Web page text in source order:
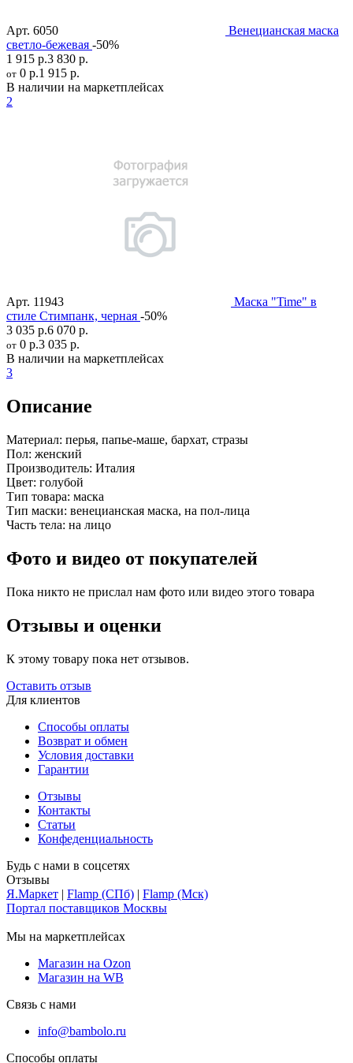
Арт. 6050
Венецианская маска
светло-бежевая -50%
1 915 р.3 830 р.
от 0 р.1 915 р.
В наличии на маркетплейсах
2
Арт. 11943
Маска "Time" в
стиле Стимпанк, черная -50%
3 035 р.6 070 р.
от 0 р.3 035 р.
В наличии на маркетплейсах
3
Описание
Материал: перья, папье-маше, бархат, стразы
Пол: женский
Производитель: Италия
Цвет: голубой
Тип товара: маска
Тип маски: венецианская маска, на пол-лица
Часть тела: на лицо
Фото и видео от покупателей
Пока никто не прислал нам фото или видео этого товара
Отзывы и оценки
К этому товару пока нет отзывов.
Оставить отзыв
Для клиентов
Способы оплаты
Возврат и обмен
Условия доставки
Гарантии
Отзывы
Контакты
Статьи
Конфеденциальность
Будь с нами в соцсетях
Отзывы
Я.Маркет | Flamp (СПб) | Flamp (Мск)
Портал поставщиков Москвы
Мы на маркетплейсах
Магазин на Ozon
Магазин на WB
Связь с нами
info@bambolo.ru
Способы оплаты